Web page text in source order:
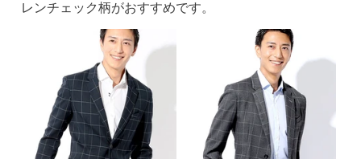
レンチェック柄がおすすめです。